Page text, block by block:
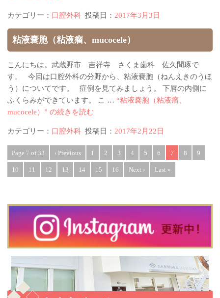
カテゴリー： 口腔外科 投稿日： 2017年3月3日
粘液嚢胞（粘液瘤、mucocele）
こんにちは。武蔵野市 吉祥寺 さくま歯科 佐久間琢で
す。 今回は口腔外科の分野から、粘液嚢胞（ねんえきのうほ
う）についてです。 症例を見てみましょう。 下唇の内側に
ふくらみができています。 こ … “粘液嚢胞（粘液瘤、
mucocele）” の続きを読む
カテゴリー： 口腔外科 投稿日： 2017年2月22日
Page 7 of 33 ‹ Previous 1 2 3 4 5 6 7 8 9
10 11 12 13 14 15 16 Next › Last »